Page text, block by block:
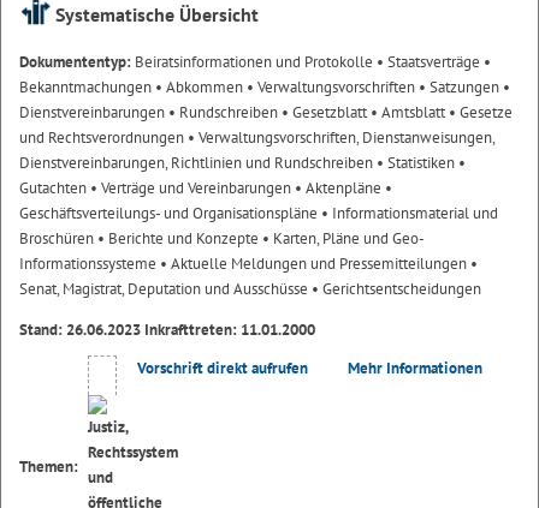
Systematische Übersicht
Dokumententyp: Beiratsinformationen und Protokolle • Staatsverträge •
Bekanntmachungen • Abkommen • Verwaltungsvorschriften • Satzungen •
Dienstvereinbarungen • Rundschreiben • Gesetzblatt• Amtsblatt• Gesetze
und Rechtsverordnungen • Verwaltungsvorschriften, Dienstanweisungen,
Dienstvereinbarungen, Richtlinien und Rundschreiben • Statistiken •
Gutachten • Verträge und Vereinbarungen • Aktenpläne •
Geschäftsverteilungs- und Organisationspläne • Informationsmaterial und
Broschüren • Berichte und Konzepte • Karten, Pläne und Geo-
Informationssysteme • Aktuelle Meldungen und Pressemitteilungen •
Senat, Magistrat, Deputation und Ausschüsse • Gerichtsentscheidungen
Stand: 26.06.2023 Inkrafttreten: 11.01.2000
Themen:
Vorschrift direkt aufrufen Mehr Informationen